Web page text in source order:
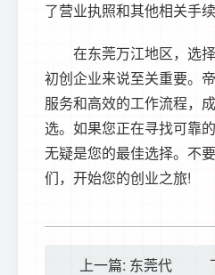
了营业执照和其他相关手续
在东莞万江地区，选
初创企业来说至关重要。
服务和高效的工作流程，
选。如果您正在寻找可靠
无疑是您的最佳选择。不
们，开始您的创业之旅!
上一篇: 东莞代